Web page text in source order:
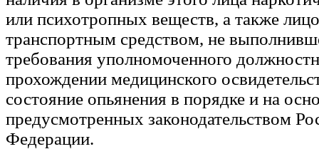
или психотропных веществ, а также
транспортным средством, не
требования уполномоченного
прохождении медицинского
состояние опьянения в порядке и на
предусмотренных законодательством
Федерации.